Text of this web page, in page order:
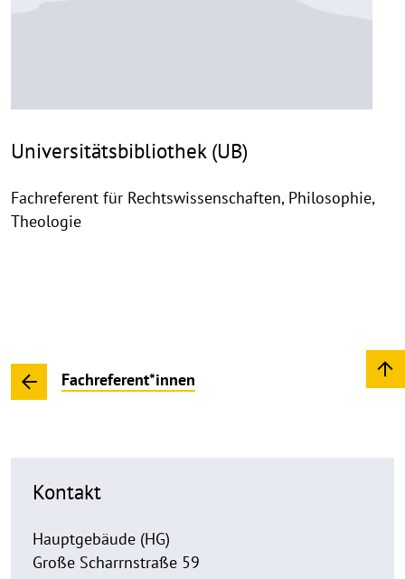
Universitätsbibliothek (UB)
Fachreferent für Rechtswissenschaften, Philosophie,
Theologie
Fachreferent*innen
Kontakt
Hauptgebäude (HG)
Große Scharrnstraße 59